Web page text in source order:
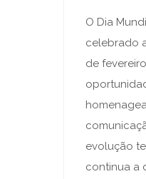
O Dia
celebrado
de
evolução
continua a